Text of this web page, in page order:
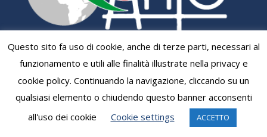
DAL 1947 A FIANCO DEGLI ITALIANI NEL MONDO
©A.N.F.E. Nazionale - Associazione Nazionale Famiglie degli
Questo sito fa uso di cookie, anche di terze parti, necessari al
funzionamento e utili alle finalità illustrate nella privacy e
cookie policy. Continuando la navigazione, cliccando su un
qualsiasi elemento o chiudendo questo banner acconsenti
all'uso dei cookie
Cookie settings ACCETTO